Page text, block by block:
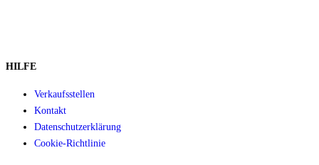
HILFE
Verkaufsstellen
Kontakt
Datenschutzerklärung
Cookie-Richtlinie